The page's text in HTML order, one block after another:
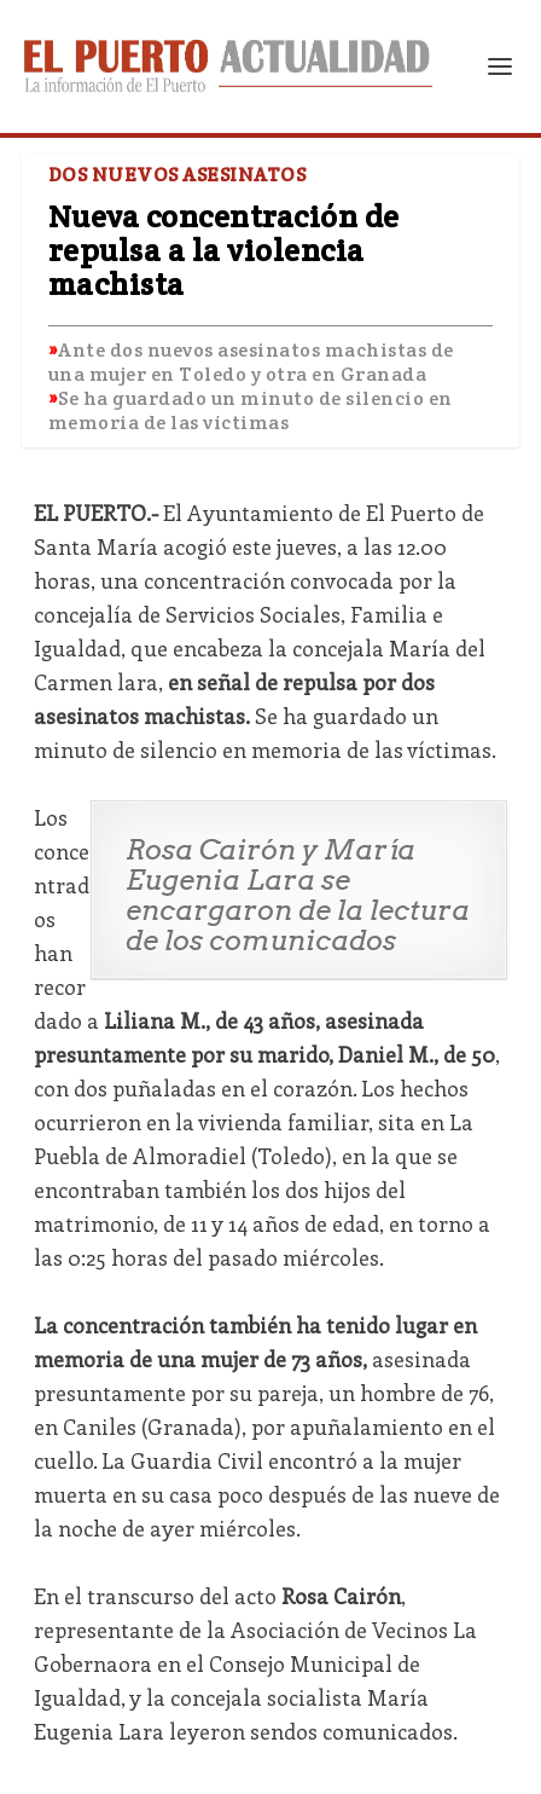
DOS NUEVOS ASESINATOS
Nueva concentración de
repulsa a la violencia
machista
Ante dos nuevos asesinatos machistas de
una mujer en Toledo y otra en Granada
Se ha guardado un minuto de silencio en
memoria de las víctimas
EL PUERTO.-El Ayuntamiento de El Puerto de
Santa María acogió este jueves, a las 12.00
horas, una concentración convocada por la
concejalía de Servicios Sociales, Familia e
Igualdad, que encabeza la concejala María del
Carmen lara, en señal de repulsa por dos
asesinatos machistas.Se ha guardado un
minuto de silencio en memoria de las víctimas.
Rosa Cairón y María
Eugenia Lara se
encargaron de la lectura
de los comunicados
Los
conce
ntrad
os
han
recor
dado a Liliana M., de 43 años, asesinada
presuntamente por su marido, Daniel M., de 50,
con dos puñaladas en el corazón. Los hechos
ocurrieron en la vivienda familiar, sita en La
Puebla de Almoradiel (Toledo), en la que se
encontraban también los dos hijos del
matrimonio, de 11 y 14 años de edad, en torno a
las 0:25 horas del pasado miércoles.
La concentración también ha tenido lugar en
memoria de una mujer de 73 años,asesinada
presuntamente por su pareja, un hombre de 76,
en Caniles (Granada), por apuñalamiento en el
cuello. La Guardia Civil encontró a la mujer
muerta en su casa poco después de las nueve de
la noche de ayer miércoles.
En el transcurso del acto Rosa Cairón,
representante de la Asociación de Vecinos La
Gobernaora en el Consejo Municipal de
Igualdad, y la concejala socialista María
Eugenia Lara leyeron sendos comunicados.